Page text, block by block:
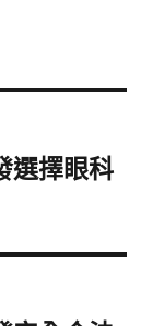
選擇眼科